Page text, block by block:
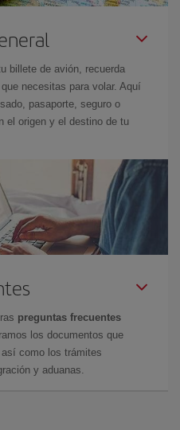
billete de avión, recuerda
necesitas para volar. Aquí
pasaporte, seguro o
el origen y el destino de tu
preguntas frecuentes
los documentos que
como los trámites
y aduanas.